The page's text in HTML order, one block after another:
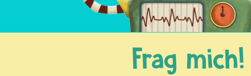
Frag mich!